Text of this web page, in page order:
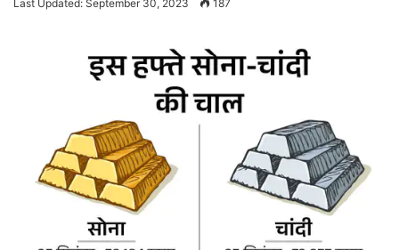
Last Updated: September 30, 2023 187